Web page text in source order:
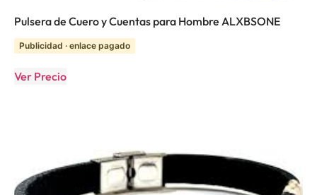
Pulsera de Cuero y Cuentas para Hombre ALXBSONE
Publicidad · enlace pagado
Ver Precio